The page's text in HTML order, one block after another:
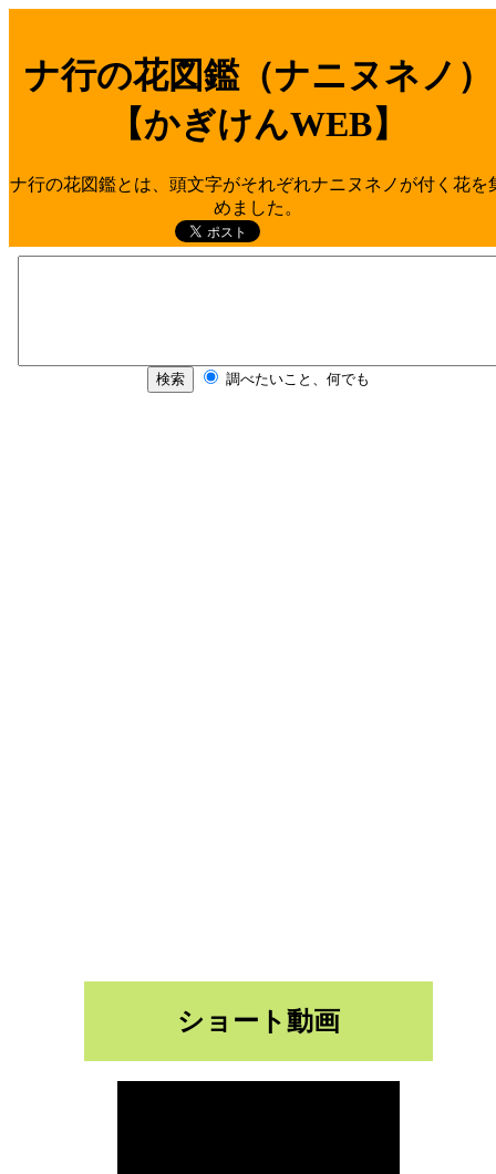
ナ行の花図鑑（ナニヌネノ）
【かぎけんWEB】
ナ行の花図鑑とは、頭文字がそれぞれナニヌネノが付く花を
めました。
ショート動画